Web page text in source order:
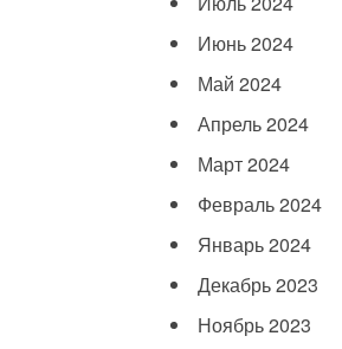
Июнь 2024
Май 2024
Апрель 2024
Март 2024
Февраль 2024
Январь 2024
Декабрь 2023
Ноябрь 2023